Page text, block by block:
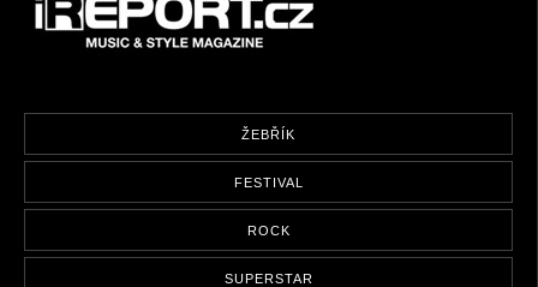
ŽEBŘÍK
FESTIVAL
ROCK
SUPERSTAR